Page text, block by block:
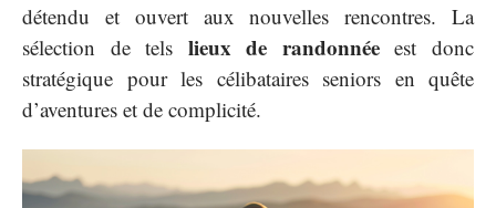
détendu et ouvert aux nouvelles rencontres. La
sélection de tels lieux de randonnéeest donc
stratégique pour les célibataires seniors en quête
d’aventures et de complicité.